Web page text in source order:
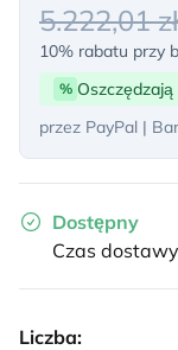
5.222,01 zł
10% rabatu przy
%
przez PayPal |
Dostępny
Czas
Liczba: